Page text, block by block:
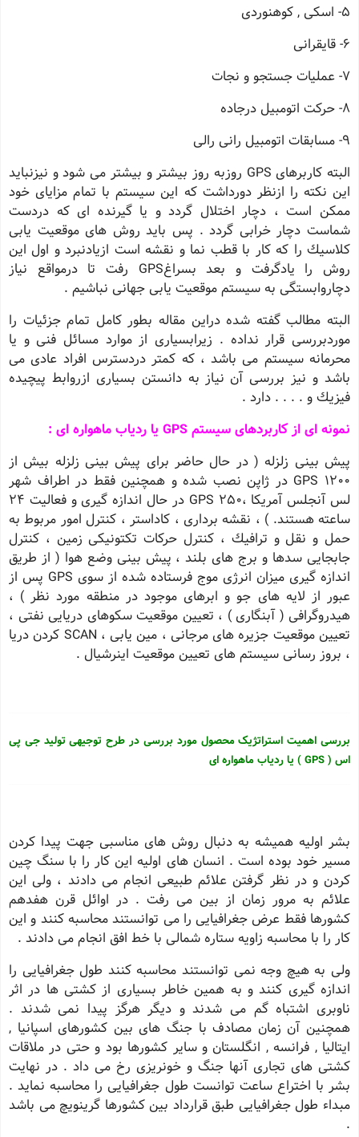
5- اسكی , كوهنوردی
6- قایقرانی
7- عملیات جستجو و نجات
8- حركت اتومبیل درجاده
9- مسابقات اتومبیل رانی رالی
البته كاربرهای GPS روزبه روز بیشتر و بیشتر می شود و نیزنباید
این نكته را ازنظر دورداشت كه این سیستم با تمام مزایای خود
ممكن است ، دچار اختلال گردد و یا گیرنده ای كه دردست
شماست دچار خرابی گردد . پس باید روش های موقعیت یابی
كلاسیك را كه كار با قطب نما و نقشه است ازیادنبرد و اول این
روش را یادگرفت و بعد بسراغGPS رفت تا درمواقع نیاز
دچاروابستگی به سیستم موقعیت یابی جهانی نباشیم .
البته مطالب گفته شده دراین مقاله بطور كامل تمام جزئیات را
موردبررسی قرار نداده . زیرابسیاری از موارد مسائل فنی و یا
محرمانه سیستم می باشد ، كه كمتر دردسترس افراد عادی می
باشد و نیز بررسی آن نیاز به دانستن بسیاری ازروابط پیچیده
فیزیك و . . . . دارد .
نمونه ای از كاربردهای سیستم GPS یا ردیاب ماهواره ای :
پیش بینی زلزله ( در حال حاضر برای پیش بینی زلزله بیش از
1200 GPS در ژاپن نصب شده و همچنین فقط در اطراف شهر
لس آنجلس آمریكا ،250 GPS در حال اندازه گیری و فعالیت 24
ساعته هستند. ) ، نقشه برداری ، كاداستر ، كنترل امور مربوط به
حمل و نقل و ترافیك ، كنترل حركات تكتونیكی زمین ، كنترل
جابجایی سدها و برج های بلند ، پیش بینی وضع هوا ( از طریق
اندازه گیری میزان انرژی موج فرستاده شده از سوی GPS پس از
عبور از لایه های جو و ابرهای موجود در منطقه مورد نظر ) ،
هیدروگرافی ( آبنگاری ) ، تعیین موقعیت سكوهای دریایی نفتی ،
تعیین موقعیت جزیره های مرجانی ، مین یابی ، SCAN كردن دریا
، بروز رسانی سیستم های تعیین موقعیت اینرشیال .
بررسی اهمیت استراتژیک محصول مورد بررسی در طرح توجیهی تولید جی پی
اس ( GPS ) یا ردیاب ماهواره ای
بشر اولیه همیشه به دنبال روش های مناسبی جهت پیدا كردن
مسیر خود بوده است . انسان های اولیه این كار را با سنگ چین
كردن و در نظر گرفتن علائم طبیعی انجام می دادند ، ولی این
علائم به مرور زمان از بین می رفت . در اوائل قرن هفدهم
كشورها فقط عرض جغرافیایی را می توانستند محاسبه كنند و این
كار را با محاسبه زاویه ستاره شمالی با خط افق انجام می دادند .
ولی به هیچ وجه نمی توانستند محاسبه كنند طول جغرافیایی را
اندازه گیری كنند و به همین خاطر بسیاری از كشتی ها در اثر
ناوبری اشتباه گم می شدند و دیگر هرگز پیدا نمی شدند .
همچنین آن زمان مصادف با جنگ های بین كشورهای اسپانیا ,
ایتالیا , فرانسه , انگلستان و سایر كشورها بود و حتی در ملاقات
كشتی های تجاری آنها جنگ و خونریزی رخ می داد . در نهایت
بشر با اختراع ساعت توانست طول جغرافیایی را محاسبه نماید .
مبداء طول جغرافیایی طبق قرارداد بین كشورها گرینویچ می باشد
.